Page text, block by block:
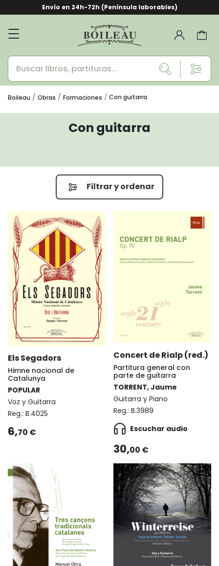
Envío en 24h-72h (Península laborables)
Boileau Obras Formaciones Con guitarra
Con guitarra
Filtrar y ordenar
Els Segadors
Himne nacional de
Catalunya
POPULAR
Voz y Guitarra
Reg.: B.4025
6,70 €
Concert de Rialp (red.)
Partitura general con
parte de guitarra
TORRENT, Jaume
Guitarra y Piano
Reg.: B.3989
Escuchar audio
30,00 €